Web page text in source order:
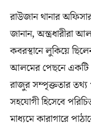
রাউজান থানার
জানান,
কবরস্থানে লুকিয়ে
আলমের পেছনে একটি
রাজুর সম্পৃক্ততার
সহযোগী হিসেবে
মাধ্যমে কারাগারে